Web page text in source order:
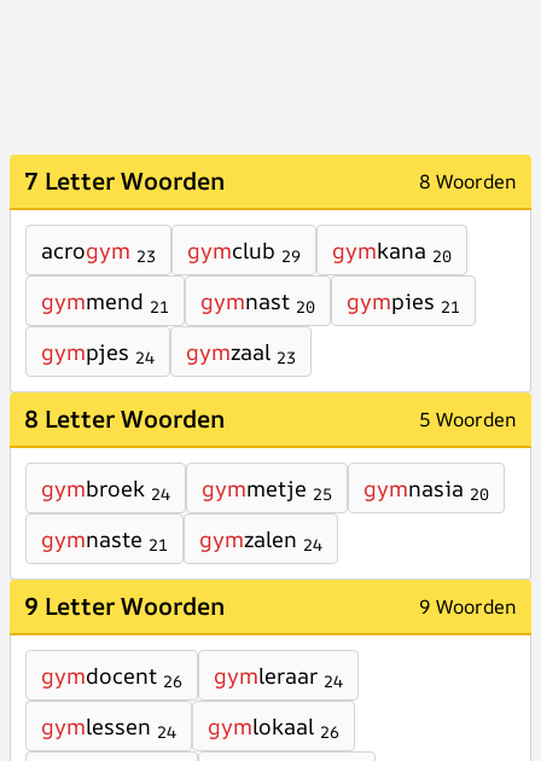
7 Letter Woorden 8 Woorden
acrogym 23 gymclub 29 gymkana 20
gymmend 21 gymnast 20 gympies 21
gympjes 24 gymzaal 23
8 Letter Woorden 5 Woorden
gymbroek 24 gymmetje 25 gymnasia 20
gymnaste 21 gymzalen 24
9 Letter Woorden 9 Woorden
gymdocent 26 gymleraar 24
gymlessen 24 gymlokaal 26